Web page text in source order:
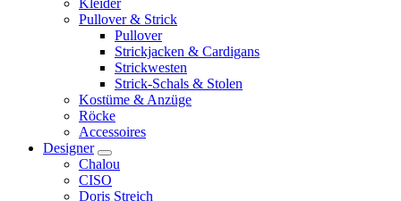
Kleider
Pullover & Strick
Pullover
Strickjacken & Cardigans
Strickwesten
Strick-Schals & Stolen
Kostüme & Anzüge
Röcke
Accessoires
Designer
Chalou
CISO
Doris Streich